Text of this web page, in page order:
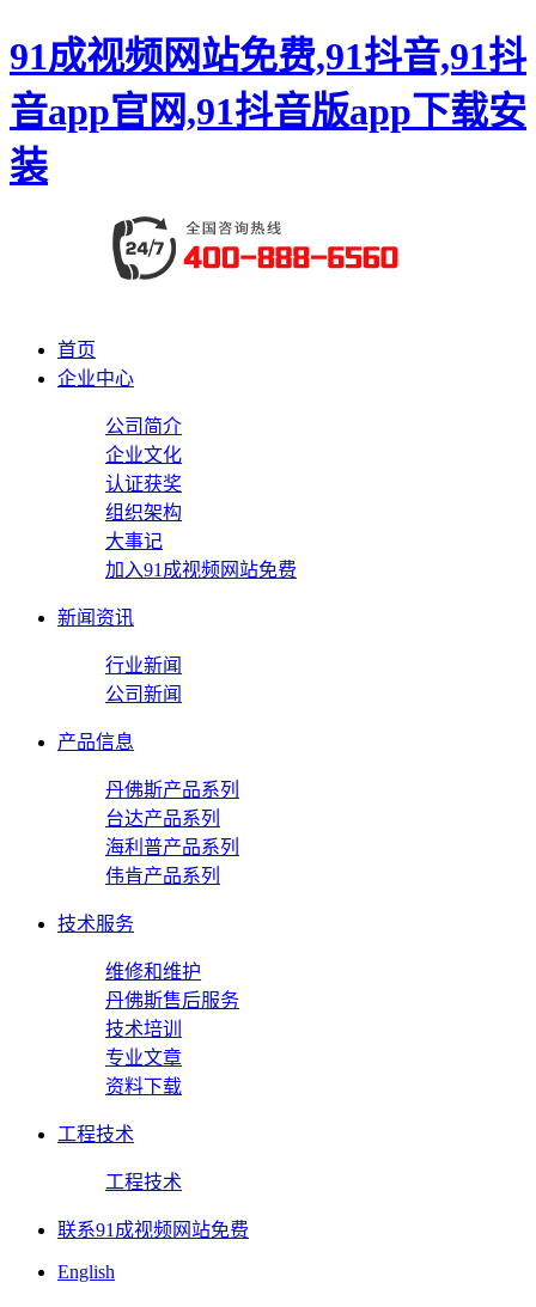
91成视频网站免费,91抖音,91抖
音app官网,91抖音版app下载安
装
首页
企业中心
公司简介
企业文化
认证获奖
组织架构
大事记
加入91成视频网站免费
新闻资讯
行业新闻
公司新闻
产品信息
丹佛斯产品系列
台达产品系列
海利普产品系列
伟肯产品系列
技术服务
维修和维护
丹佛斯售后服务
技术培训
专业文章
资料下载
工程技术
工程技术
联系91成视频网站免费
English